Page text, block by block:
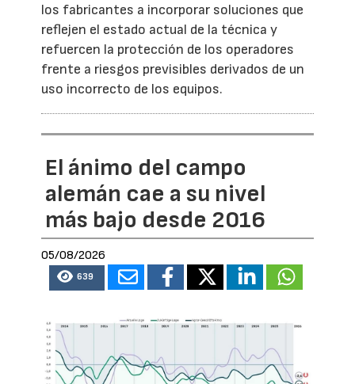
los fabricantes a incorporar soluciones que
reflejen el estado actual de la técnica y
refuercen la protección de los operadores
frente a riesgos previsibles derivados de un
uso incorrecto de los equipos.
El ánimo del campo
alemán cae a su nivel
más bajo desde 2016
05/08/2026
639